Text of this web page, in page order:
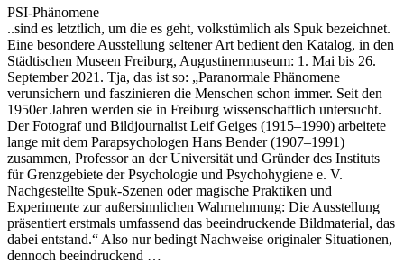
PSI-Phänomene
..sind es letztlich, um die es geht, volkstümlich als Spuk bezeichnet.
Eine besondere Ausstellung seltener Art bedient den Katalog, in den
Städtischen Museen Freiburg, Augustinermuseum: 1. Mai bis 26.
September 2021. Tja, das ist so: „Paranormale Phänomene
verunsichern und faszinieren die Menschen schon immer. Seit den
1950er Jahren werden sie in Freiburg wissenschaftlich untersucht.
Der Fotograf und Bildjournalist Leif Geiges (1915–1990) arbeitete
lange mit dem Parapsychologen Hans Bender (1907–1991)
zusammen, Professor an der Universität und Gründer des Instituts
für Grenzgebiete der Psychologie und Psychohygiene e. V.
Nachgestellte Spuk-Szenen oder magische Praktiken und
Experimente zur außersinnlichen Wahrnehmung: Die Ausstellung
präsentiert erstmals umfassend das beeindruckende Bildmaterial, das
dabei entstand.“ Also nur bedingt Nachweise originaler Situationen,
dennoch beeindruckend …